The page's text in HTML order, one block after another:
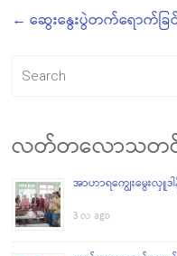
← ဆွေးနွေးပွဲတက်ရောက်ခြ
လတ်တလောသတင်း
အာဟာရကျွေးမွေးလှူဒါန်
3 လ ago